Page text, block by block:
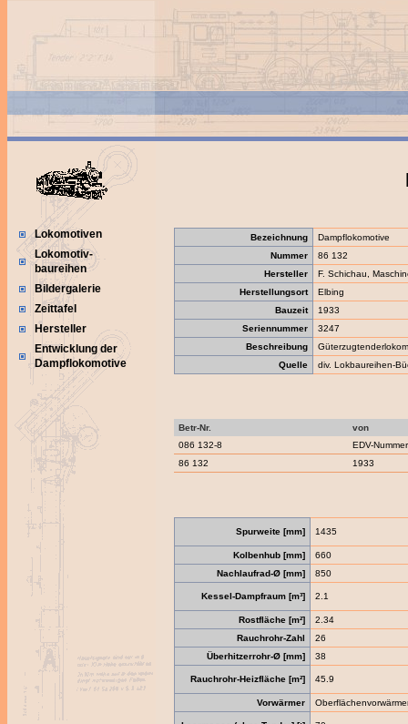
Lokomotiven
Lokomotiv-
baureihen
Bildergalerie
Zeittafel
Hersteller
Entwicklung der
Dampflokomotive
Bezeichnung
Dampflokomotive
Nummer
86 132
Hersteller
F. Schichau,
Herstellungsort
Elbing
Bauzeit
1933
Seriennummer
3247
Beschreibung
Quelle
div. Lokbaureihen-
Betr-Nr.
von
086 132-8
EDV-
86 132
1933
Spurweite [mm] 1435
Kolbenhub [mm]
660
Nachlaufrad-Ø [mm]
850
Kessel-Dampfraum [m³] 2.1
Rostfläche [m²]
2.34
Rauchrohr-Zahl
26
Überhitzerrohr-Ø [mm]
38
Rauchrohr-Heizfläche [m²] 45.9
Vorwärmer